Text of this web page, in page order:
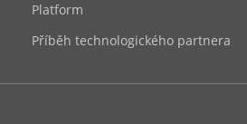
Platform
Příběh technologického partnera